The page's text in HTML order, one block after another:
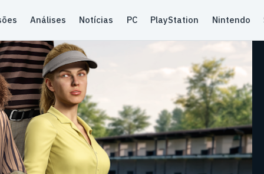
Análises Notícias PC PlayStation Nintendo